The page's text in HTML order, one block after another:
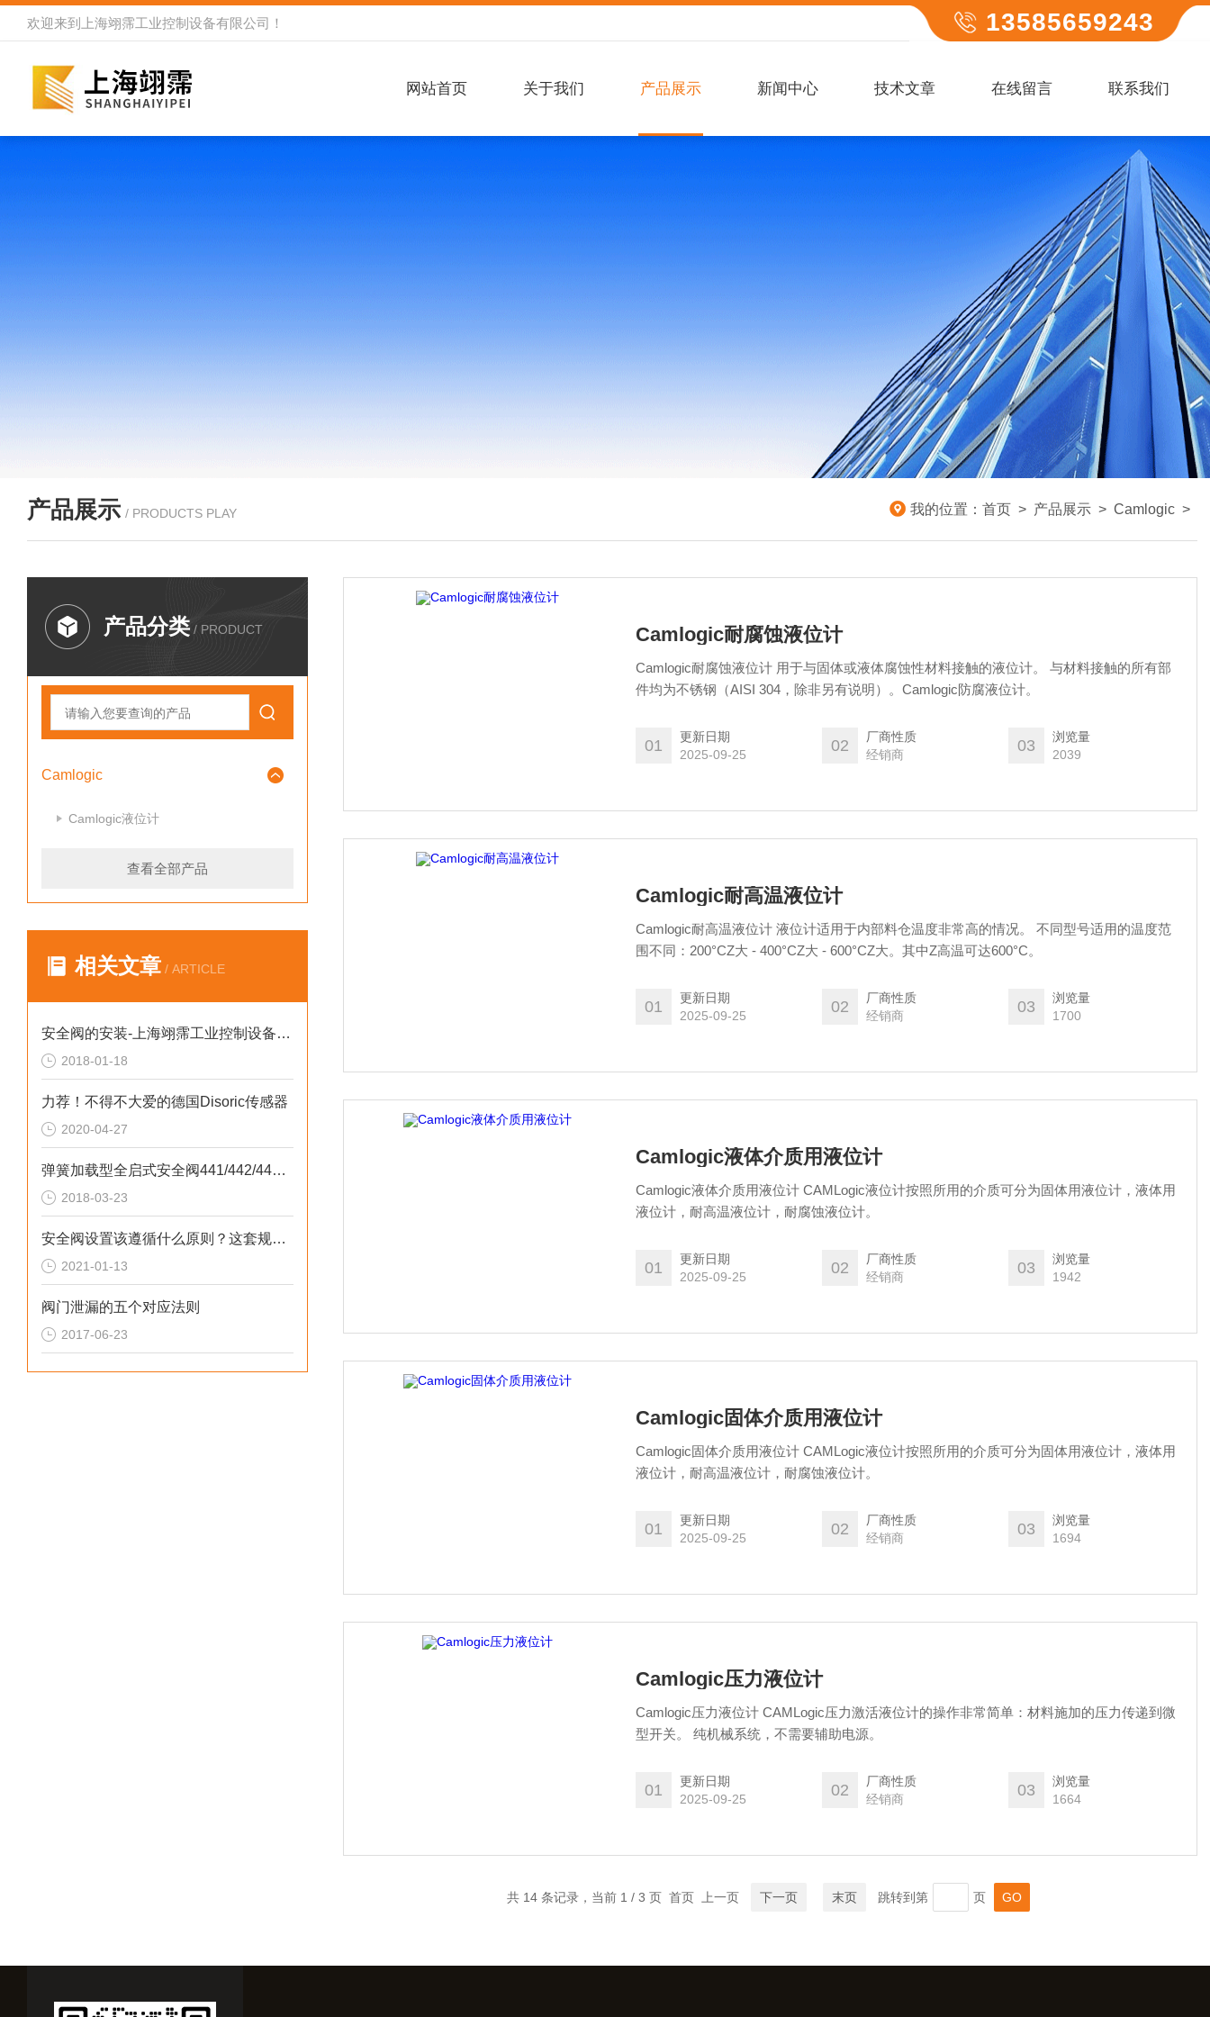
欢迎来到 上海翊霈工业控制设备有限公司 ！ 13585659243
网站首页 关于我们 产品展示 新闻中心 技术文章 在线留言 联系我们
产品展示 / PRODUCTS PLAY 我的位置： 首页 > 产品展示 > Camlogic >
产品分类 / PRODUCT
Camlogic
Camlogic液位计
查看全部产品
相关文章 / ARTICLE
安全阀的安装-上海翊霈工业控制设备有限公司
2018-01-18
力荐！不得不大爱的德国Disoric传感器
2020-04-27
弹簧加载型全启式安全阀441/442/444系列现货
2018-03-23
安全阀设置该遵循什么原则？这套规定值得回顾！
2021-01-13
阀门泄漏的五个对应法则
2017-06-23
Camlogic耐腐蚀液位计
Camlogic耐腐蚀液位计 用于与固体或液体腐蚀性材料接触的液位计。 与材料接触的所有部
件均为不锈钢（AISI 304，除非另有说明）。Camlogic防腐液位计。
01
更新日期
2025-09-25
02
厂商性质
经销商
03
浏览量
2039
Camlogic耐高温液位计
Camlogic耐高温液位计 液位计适用于内部料仓温度非常高的情况。 不同型号适用的温度范
围不同：200°CZ大 - 400°CZ大 - 600°CZ大。其中Z高温可达600°C。
01
更新日期
2025-09-25
02
厂商性质
经销商
03
浏览量
1700
Camlogic液体介质用液位计
Camlogic液体介质用液位计 CAMLogic液位计按照所用的介质可分为固体用液位计，液体用
液位计，耐高温液位计，耐腐蚀液位计。
01
更新日期
2025-09-25
02
厂商性质
经销商
03
浏览量
1942
Camlogic固体介质用液位计
Camlogic固体介质用液位计 CAMLogic液位计按照所用的介质可分为固体用液位计，液体用
液位计，耐高温液位计，耐腐蚀液位计。
01
更新日期
2025-09-25
02
厂商性质
经销商
03
浏览量
1694
Camlogic压力液位计
Camlogic压力液位计 CAMLogic压力激活液位计的操作非常简单：材料施加的压力传递到微
型开关。 纯机械系统，不需要辅助电源。
01
更新日期
2025-09-25
02
厂商性质
经销商
03
浏览量
1664
共 14 条记录，当前 1 / 3 页 首页 上一页 下一页 末页 跳转到第 页